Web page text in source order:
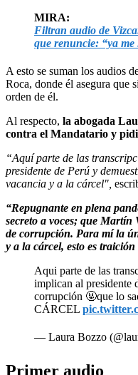
MIRA:
Filtran audio de
que renuncie: “ya me
A esto se suman los audios
Roca, donde él asegura que
orden de él.
Al respecto, la abogada
contra el Mandatario y
“Aquí parte de las
presidente de Perú y
vacancia y a la cárcel",
“Repugnante en plena
secreto a voces; que Martín
de corrupción. Para mí la
y a la cárcel, esto es
Aqui parte de las
implican al presidente
corrupción 🤬que lo
CÁRCEL
— Laura Bozzo
Primer audio